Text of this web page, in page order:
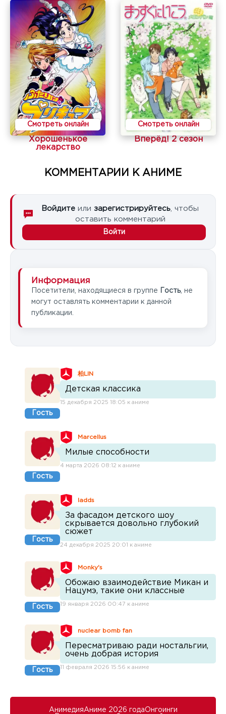
Смотреть онлайн
Хорошенькое
лекарство
Смотреть онлайн
Вперёд! 2 сезон
КОММЕНТАРИИ К АНИМЕ
Войдите или зарегистрируйтесь , чтобы
оставить комментарий
Войти
Информация
Посетители, находящиеся в группе Гость, не
могут оставлять комментарии к данной
публикации.
Гость
柏LIN
Детская классика
15 декабря 2025 18:05 к аниме
Гость
Marcellus
Милые способности
4 марта 2026 08:12 к аниме
Гость
ladds
За фасадом детского шоу
скрывается довольно глубокий
сюжет
24 декабря 2025 20:01 к аниме
Гость
Monky's
Обожаю взаимодействие Микан и
Нацумэ, такие они классные
19 января 2026 00:47 к аниме
Гость
nuclear bomb fan
Пересматриваю ради ностальгии,
очень добрая история
11 февраля 2026 15:56 к аниме
АнимедияАниме 2026 годаОнгоинги